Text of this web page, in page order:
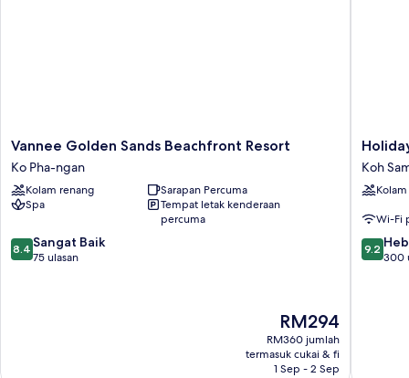
Vannee
Golden
Sands
Beachfront
Resort
Pha-
ngan
Vannee Golden Sands Beachfront Resort
Ko Pha-ngan
Kolam renang
Sarapan Percuma
Spa
Tempat letak kenderaan
percuma
8.4
daripada
8.4 Sangat Baik
75 ulasan
Harga
ialah
RM294
RM294
RM360 jumlah
termasuk cukai & fi
1 Sep - 2 Sep
Holiday
Inn
Resort
Samui
Beach
by
IHG
Koh
Wi-Fi
9.2
9.2
300